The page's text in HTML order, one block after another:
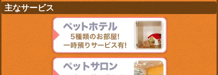
主なサービス